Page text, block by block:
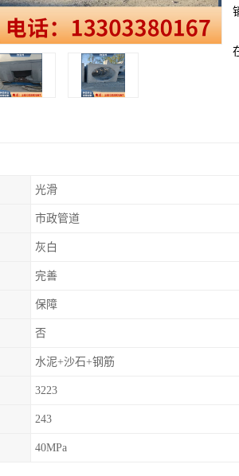
光滑
市政管道
灰白
完善
保障
否
水泥+沙石+钢筋
3223
243
40MPa